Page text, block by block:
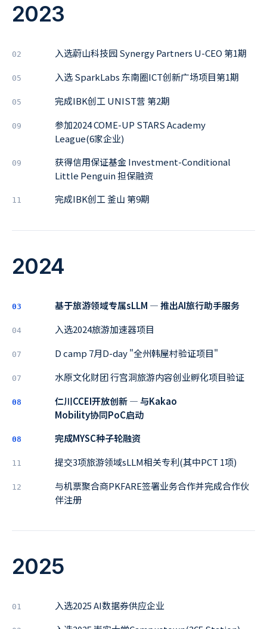
2023
02 入选蔚山科技园 Synergy Partners U-CEO 第1期
05 入选 SparkLabs 东南圈ICT创新广场项目第1期
05 完成IBK创工 UNIST营 第2期
09
参加2024 COME-UP STARS Academy
League(6家企业)
09
获得信用保证基金 Investment-Conditional
Little Penguin 担保融资
11 完成IBK创工 釜山 第9期
2024
03 基于旅游领域专属sLLM ― 推出AI旅行助手服务
04 入选2024旅游加速器项目
07 D camp 7月D-day "全州韩屋村验证项目"
07 水原文化财团 行宫洞旅游内容创业孵化项目验证
08
仁川CCEI开放创新 ― 与Kakao
Mobility协同PoC启动
08 完成MYSC种子轮融资
11 提交3项旅游领域sLLM相关专利(其中PCT 1项)
12
与机票聚合商PKFARE签署业务合作并完成合作伙
伴注册
2025
01 入选2025 AI数据券供应企业